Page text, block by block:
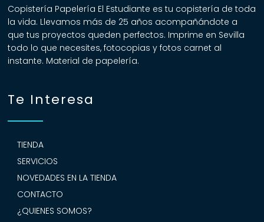
Copistería Papelería El Estudiante es tu copistería de toda
la vida. Llevamos más de 25 años acompañándote a
que tus proyectos queden perfectos. Imprime en Sevilla
todo lo que necesites, fotocopias y fotos carnet al
instante. Material de papelería.
Te Interesa
TIENDA
SERVICIOS
NOVEDADES EN LA TIENDA
CONTACTO
¿QUIENES SOMOS?